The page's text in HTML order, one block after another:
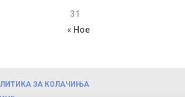
31
« Ное
ЗА КОЛАЧИЊА